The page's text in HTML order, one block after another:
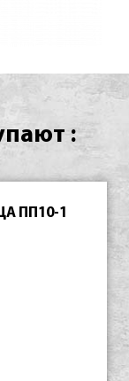
:
ПП10-1